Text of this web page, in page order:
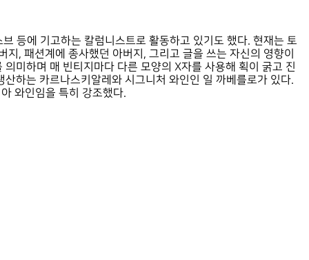
등에 기고하는 칼럼니스트로 활동하고 있기도 했다. 현재는 토
, 패션계에 종사했던 아버지, 그리고 글을 쓰는 자신의 영향이
미하며 매 빈티지마다 다른 모양의 X자를 사용해 획이 굵고 진
하는 카르나스키알레와 시그니처 와인인 일 까베를로가 있다.
와인임을 특히 강조했다.